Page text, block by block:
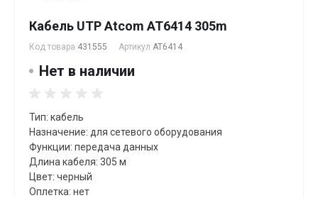
Кабель UTP Atcom AT6414 305m
Код товара 431555 Артикул AT6414
Нет в наличии
Тип: кабель
Назначение: для сетевого оборудования
Функции: передача данных
Длина кабеля: 305 м
Цвет: черный
Оплетка: нет